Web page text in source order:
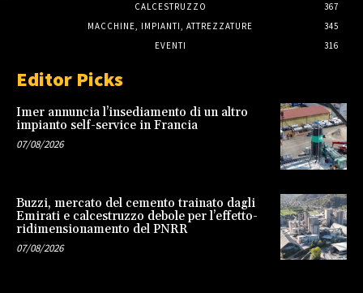
CALCESTRUZZO
367
MACCHINE, IMPIANTI, ATTREZZATURE
345
EVENTI
316
Editor Picks
Imer annuncia l’insediamento di un altro
impianto self-service in Francia
07/08/2026
Buzzi, mercato del cemento trainato dagli
Emirati e calcestruzzo debole per l’effetto-
ridimensionamento del PNRR
07/08/2026